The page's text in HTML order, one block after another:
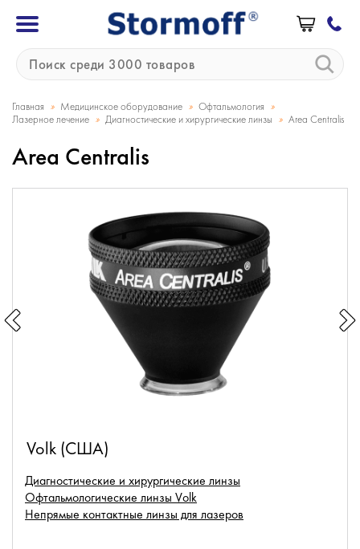
Главная » Медицинское оборудование » Офтальмология »
Лазерное лечение » Диагностические и хирургические линзы » Area Centralis
Area Centralis
Volk (США)
Диагностические и хирургические линзы
Офтальмологические линзы Volk
Непрямые контактные линзы для лазеров